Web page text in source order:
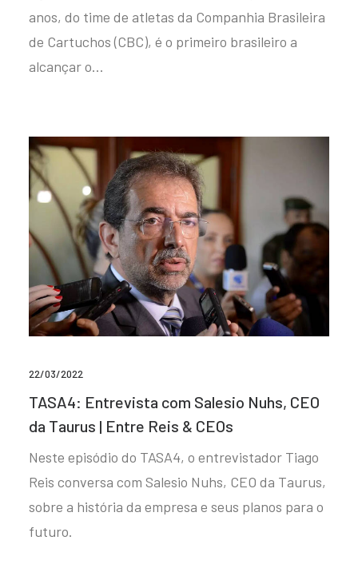
anos, do time de atletas da Companhia Brasileira
de Cartuchos (CBC), é o primeiro brasileiro a
alcançar o…
22/03/2022
TASA4: Entrevista com Salesio Nuhs, CEO
da Taurus | Entre Reis & CEOs
Neste episódio do TASA4, o entrevistador Tiago
Reis conversa com Salesio Nuhs, CEO da Taurus,
sobre a história da empresa e seus planos para o
futuro.